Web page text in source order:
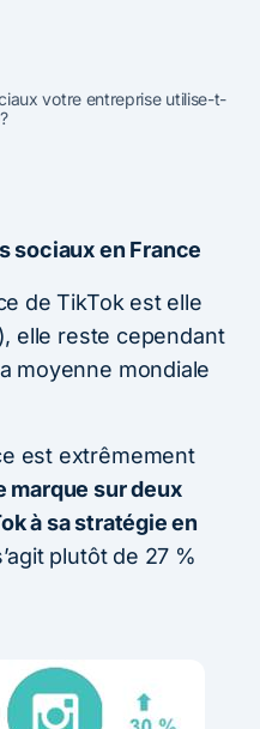
votre entreprise utilise-t-
sociaux en France
de TikTok est elle
elle reste cependant
moyenne mondiale
est extrêmement
marque sur deux
à sa stratégie en
plutôt de 27 %